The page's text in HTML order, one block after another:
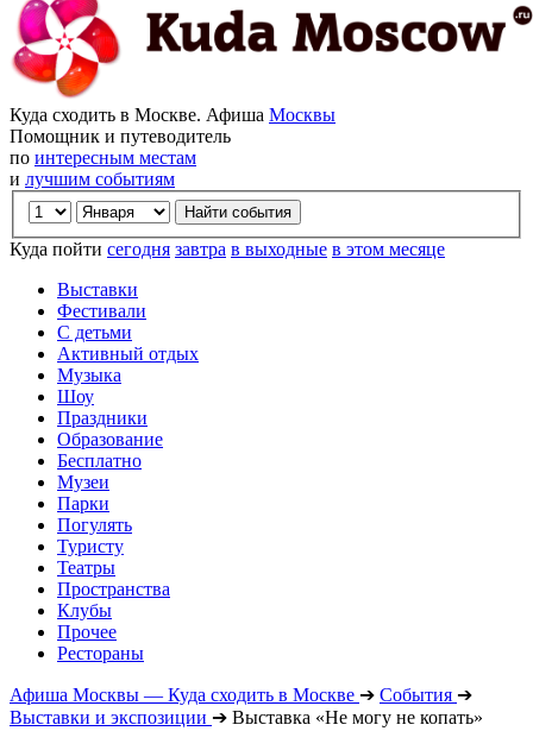
Куда сходить в Москве. Афиша Москвы
Помощник и путеводитель
по интересным местам
и лучшим событиям
Куда пойти сегодня завтра в выходные в этом месяце
Выставки
Фестивали
С детьми
Активный отдых
Музыка
Шоу
Праздники
Образование
Бесплатно
Музеи
Парки
Погулять
Туристу
Театры
Пространства
Клубы
Прочее
Рестораны
Афиша Москвы — Куда сходить в Москве ➔ События ➔
Выставки и экспозиции ➔ Выставка «Не могу не копать»